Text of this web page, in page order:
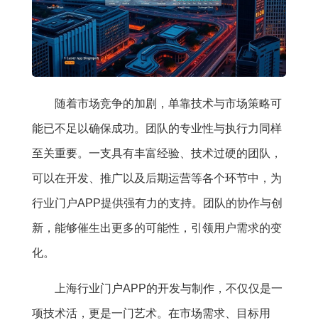
随着市场竞争的加剧，单靠技术与市场策略可
能已不足以确保成功。团队的专业性与执行力同样
至关重要。一支具有丰富经验、技术过硬的团队，
可以在开发、推广以及后期运营等各个环节中，为
行业门户APP提供强有力的支持。团队的协作与创
新，能够催生出更多的可能性，引领用户需求的变
化。
上海行业门户APP的开发与制作，不仅仅是一
项技术活，更是一门艺术。在市场需求、目标用